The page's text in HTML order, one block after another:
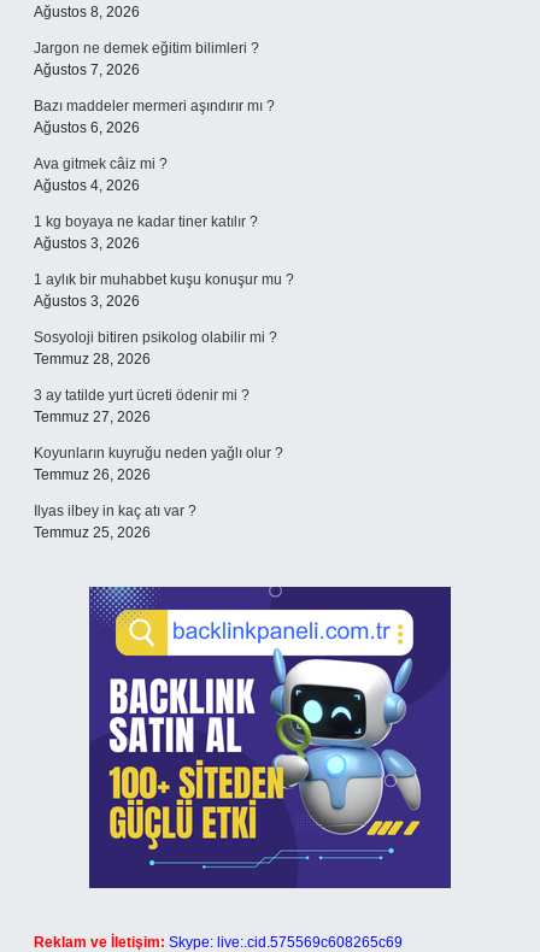
Ağustos 8, 2026
Jargon ne demek eğitim bilimleri ?
Ağustos 7, 2026
Bazı maddeler mermeri aşındırır mı ?
Ağustos 6, 2026
Ava gitmek câiz mi ?
Ağustos 4, 2026
1 kg boyaya ne kadar tiner katılır ?
Ağustos 3, 2026
1 aylık bir muhabbet kuşu konuşur mu ?
Ağustos 3, 2026
Sosyoloji bitiren psikolog olabilir mi ?
Temmuz 28, 2026
3 ay tatilde yurt ücreti ödenir mi ?
Temmuz 27, 2026
Koyunların kuyruğu neden yağlı olur ?
Temmuz 26, 2026
Ilyas ilbey in kaç atı var ?
Temmuz 25, 2026
Reklam ve İletişim: Skype: live:.cid.575569c608265c69